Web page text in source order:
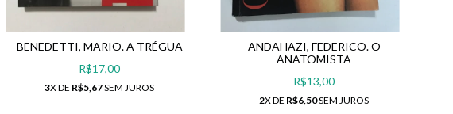
BENEDETTI, MARIO. A TRÉGUA
R$17,00
3X DE R$5,67SEM JUROS
ANDAHAZI, FEDERICO. O
ANATOMISTA
R$13,00
2X DE R$6,50SEM JUROS